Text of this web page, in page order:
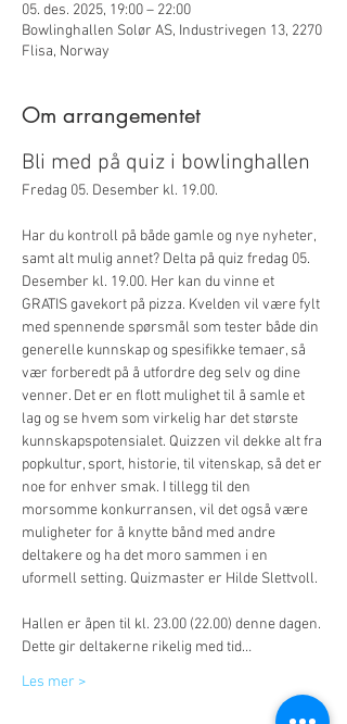
05. des. 2025, 19:00 – 22:00
Bowlinghallen Solør AS, Industrivegen 13, 2270
Flisa, Norway
Om arrangementet
Bli med på quiz i bowlinghallen
Fredag 05. Desember kl. 19.00.
Har du kontroll på både gamle og nye nyheter,
samt alt mulig annet? Delta på quiz fredag 05.
Desember kl. 19.00. Her kan du vinne et
GRATIS gavekort på pizza. Kvelden vil være fylt
med spennende spørsmål som tester både din
generelle kunnskap og spesifikke temaer, så
vær forberedt på å utfordre deg selv og dine
venner. Det er en flott mulighet til å samle et
lag og se hvem som virkelig har det største
kunnskapspotensialet. Quizzen vil dekke alt fra
popkultur, sport, historie, til vitenskap, så det er
noe for enhver smak. I tillegg til den
morsomme konkurransen, vil det også være
muligheter for å knytte bånd med andre
deltakere og ha det moro sammen i en
uformell setting. Quizmaster er Hilde Slettvoll.
Hallen er åpen til kl. 23.00 (22.00) denne dagen.
Dette gir deltakerne rikelig med tid…
Les mer >